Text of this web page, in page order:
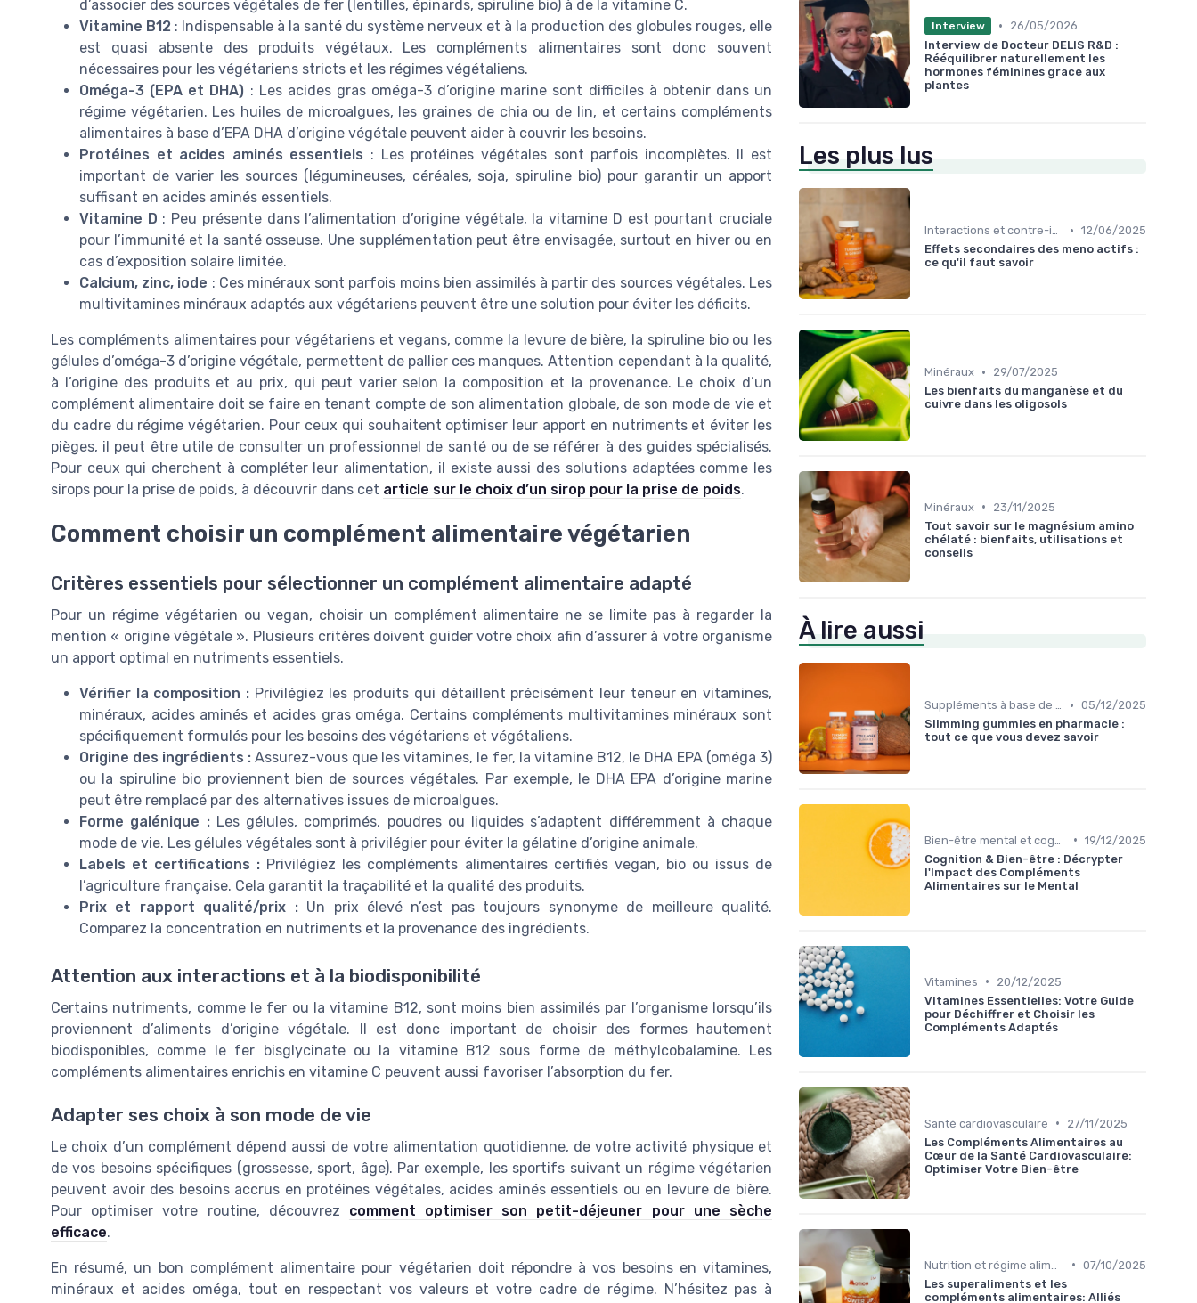
d’associer des sources végétales de fer (lentilles, épinards, spiruline bio) à de la vitamine C.
Vitamine B12 : Indispensable à la santé du système nerveux et à la production des globules rouges, elle
est quasi absente des produits végétaux. Les compléments alimentaires sont donc souvent
nécessaires pour les végétariens stricts et les régimes végétaliens.
Oméga-3 (EPA et DHA) : Les acides gras oméga-3 d’origine marine sont difficiles à obtenir dans un
régime végétarien. Les huiles de microalgues, les graines de chia ou de lin, et certains compléments
alimentaires à base d’EPA DHA d’origine végétale peuvent aider à couvrir les besoins.
Protéines et acides aminés essentiels : Les protéines végétales sont parfois incomplètes. Il est
important de varier les sources (légumineuses, céréales, soja, spiruline bio) pour garantir un apport
suffisant en acides aminés essentiels.
Vitamine D : Peu présente dans l’alimentation d’origine végétale, la vitamine D est pourtant cruciale
pour l’immunité et la santé osseuse. Une supplémentation peut être envisagée, surtout en hiver ou en
cas d’exposition solaire limitée.
Calcium, zinc, iode : Ces minéraux sont parfois moins bien assimilés à partir des sources végétales. Les
multivitamines minéraux adaptés aux végétariens peuvent être une solution pour éviter les déficits.
Les compléments alimentaires pour végétariens et vegans, comme la levure de bière, la spiruline bio ou les
gélules d’oméga-3 d’origine végétale, permettent de pallier ces manques. Attention cependant à la qualité,
à l’origine des produits et au prix, qui peut varier selon la composition et la provenance. Le choix d’un
complément alimentaire doit se faire en tenant compte de son alimentation globale, de son mode de vie et
du cadre du régime végétarien. Pour ceux qui souhaitent optimiser leur apport en nutriments et éviter les
pièges, il peut être utile de consulter un professionnel de santé ou de se référer à des guides spécialisés.
Pour ceux qui cherchent à compléter leur alimentation, il existe aussi des solutions adaptées comme les
sirops pour la prise de poids, à découvrir dans cet article sur le choix d’un sirop pour la prise de poids.
Comment choisir un complément alimentaire végétarien
Critères essentiels pour sélectionner un complément alimentaire adapté
Pour un régime végétarien ou vegan, choisir un complément alimentaire ne se limite pas à regarder la
mention « origine végétale ». Plusieurs critères doivent guider votre choix afin d’assurer à votre organisme
un apport optimal en nutriments essentiels.
Vérifier la composition : Privilégiez les produits qui détaillent précisément leur teneur en vitamines,
minéraux, acides aminés et acides gras oméga. Certains compléments multivitamines minéraux sont
spécifiquement formulés pour les besoins des végétariens et végétaliens.
Origine des ingrédients : Assurez-vous que les vitamines, le fer, la vitamine B12, le DHA EPA (oméga 3)
ou la spiruline bio proviennent bien de sources végétales. Par exemple, le DHA EPA d’origine marine
peut être remplacé par des alternatives issues de microalgues.
Forme galénique :Les gélules, comprimés, poudres ou liquides s’adaptent différemment à chaque
mode de vie. Les gélules végétales sont à privilégier pour éviter la gélatine d’origine animale.
Labels et certifications : Privilégiez les compléments alimentaires certifiés vegan, bio ou issus de
l’agriculture française. Cela garantit la traçabilité et la qualité des produits.
Prix et rapport qualité/prix :Un prix élevé n’est pas toujours synonyme de meilleure qualité.
Comparez la concentration en nutriments et la provenance des ingrédients.
Attention aux interactions et à la biodisponibilité
Certains nutriments, comme le fer ou la vitamine B12, sont moins bien assimilés par l’organisme lorsqu’ils
proviennent d’aliments d’origine végétale. Il est donc important de choisir des formes hautement
biodisponibles, comme le fer bisglycinate ou la vitamine B12 sous forme de méthylcobalamine. Les
compléments alimentaires enrichis en vitamine C peuvent aussi favoriser l’absorption du fer.
Adapter ses choix à son mode de vie
Le choix d’un complément dépend aussi de votre alimentation quotidienne, de votre activité physique et
de vos besoins spécifiques (grossesse, sport, âge). Par exemple, les sportifs suivant un régime végétarien
peuvent avoir des besoins accrus en protéines végétales, acides aminés essentiels ou en levure de bière.
Pour optimiser votre routine, découvrez comment optimiser son petit-déjeuner pour une sèche
efficace.
En résumé, un bon complément alimentaire pour végétarien doit répondre à vos besoins en vitamines,
minéraux et acides oméga, tout en respectant vos valeurs et votre cadre de régime. N’hésitez pas à
Interview •
26/05/2026
Interview de Docteur DELIS R&D :
Rééquilibrer naturellement les
hormones féminines grace aux
plantes
Les plus lus
Interactions et contre-indications • 12/06/2025
Effets secondaires des meno actifs :
ce qu'il faut savoir
Minéraux •
29/07/2025
Les bienfaits du manganèse et du
cuivre dans les oligosols
Minéraux •
23/11/2025
Tout savoir sur le magnésium amino
chélaté : bienfaits, utilisations et
conseils
À lire aussi
Suppléments à base de plantes • 05/12/2025
Slimming gummies en pharmacie :
tout ce que vous devez savoir
• 19/12/2025
Cognition & Bien-être : Décrypter
l'Impact des Compléments
Alimentaires sur le Mental
Vitamines •
20/12/2025
Vitamines Essentielles: Votre Guide
pour Déchiffrer et Choisir les
Compléments Adaptés
Santé cardiovasculaire •
27/11/2025
Les Compléments Alimentaires au
Cœur de la Santé Cardiovasculaire:
Optimiser Votre Bien-être
• 07/10/2025
Les superaliments et les
compléments alimentaires: Alliés